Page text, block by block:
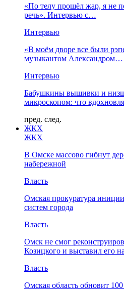
«По телу прошёл жар, я не
речь». Интервью с…
Интервью
«В моём дворе все были
музыкантом Александром…
Интервью
Бабушкины вышивки и
микроскопом: что
пред. след.
ЖКХ
ЖКХ
В Омске массово гибнут
набережной
Власть
Омская прокуратура
систем города
Власть
Омск не смог
Козицкого и выставил его
Власть
Омская область обновит